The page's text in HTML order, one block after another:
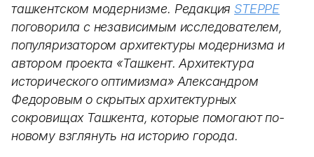
ташкентском модернизме. Редакция STEPPE
поговорила с независимым исследователем,
популяризатором архитектуры модернизма и
автором проекта «Ташкент. Архитектура
исторического оптимизма» Александром
Федоровым о скрытых архитектурных
сокровищах Ташкента, которые помогают по-
новому взглянуть на историю города.